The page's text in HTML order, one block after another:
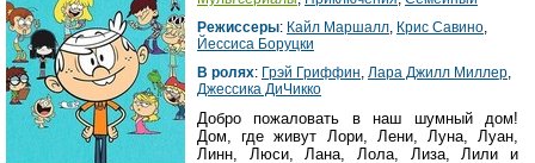
Режиссеры: Кайл Маршалл Крис Савино
Йессиcа Боруцки
В ролях: Грэй Гриффин Лара Джилл Миллер
Джессика ДиЧикко
Добро пожаловать в наш шумный дом!
Дом, где живут Лори, Лени, Луна, Луан,
Линн, Люси, Лана, Лола, Лиза, Лили и